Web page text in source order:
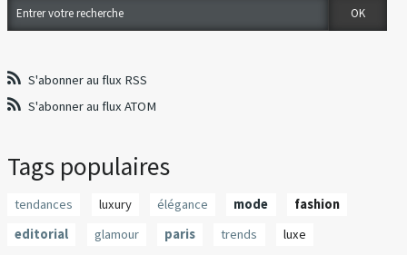
S'abonner au flux RSS
S'abonner au flux ATOM
Tags populaires
tendances luxury élégance mode
fashion
editorial
glamour paris trends luxe